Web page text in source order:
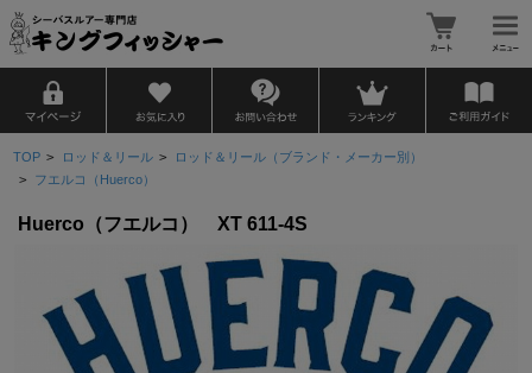
TOP > ロッド＆リール > ロッド＆リール（ブランド・メーカー別）
> フエルコ（Huerco）
Huerco（フエルコ） XT 611-4S